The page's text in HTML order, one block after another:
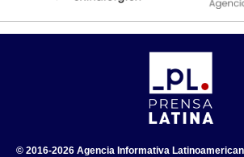
© 2016-2026 Agencia Informativa